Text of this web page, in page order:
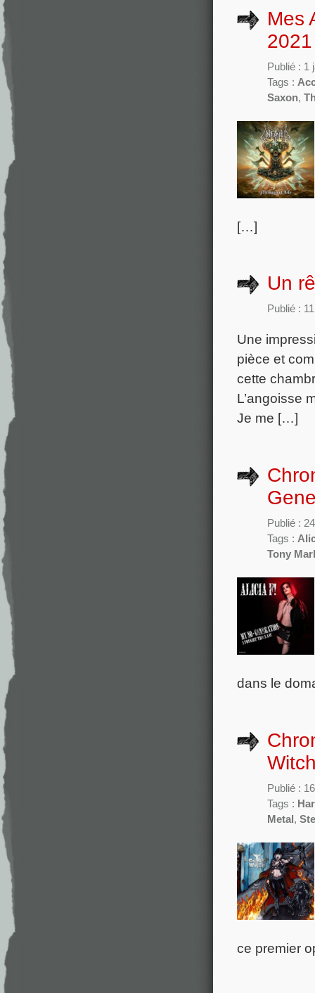
Mes
2021
Publié : 1
Tags :
Saxon,
[…]
Un
Publié :
Une
pièce et
cette
L’angoisse
Je me […]
Publié :
Tags :
Tony
dans le
Publié :
Tags :
Metal,
ce premier